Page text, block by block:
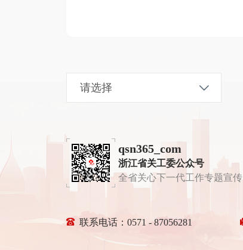
qsn365_com
浙江省关工委公众号
全省关心下一代工作专题宣传
联系电话：0571 - 87056281